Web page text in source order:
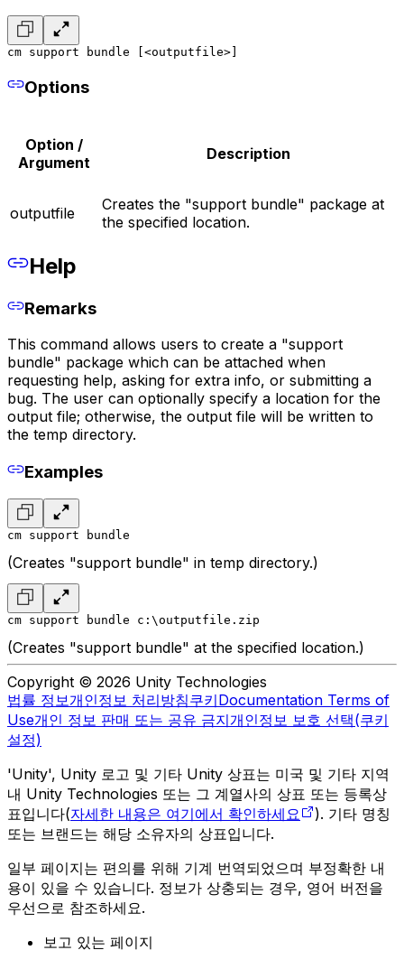
cm support bundle [<outputfile>]
Options
Option /
Argument
Description
outputfile
Creates the "support bundle" package at
the specified location.
Help
Remarks
This command allows users to create a "support
bundle" package which can be attached when
requesting help, asking for extra info, or submitting a
bug. The user can optionally specify a location for the
output file; otherwise, the output file will be written to
the temp directory.
Examples
cm support bundle
(Creates "support bundle" in temp directory.)
cm support bundle c:\outputfile.zip
(Creates "support bundle" at the specified location.)
Copyright © 2026 Unity Technologies
법률 정보개인정보 처리방침쿠키Documentation Terms of
Use개인 정보 판매 또는 공유 금지개인정보 보호 선택(쿠키
설정)
'Unity', Unity 로고 및 기타 Unity 상표는 미국 및 기타 지역
내 Unity Technologies 또는 그 계열사의 상표 또는 등록상
표입니다(자세한 내용은 여기에서 확인하세요
). 기타 명칭
또는 브랜드는 해당 소유자의 상표입니다.
일부 페이지는 편의를 위해 기계 번역되었으며 부정확한 내
용이 있을 수 있습니다. 정보가 상충되는 경우, 영어 버전을
우선으로 참조하세요.
보고 있는 페이지